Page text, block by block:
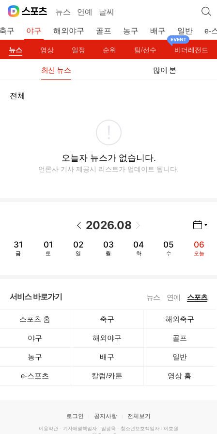
뉴스 연예 날씨
구 야구 해외야구 골프 농구 배구 일반 e-
뉴스 영상 일정 순위 팀/선수 비더레전드
최신 뉴스 많이 본
전체
오늘자 뉴스가 없습니다.
언론사 기사 제공시 리스트가 업데이트 됩니다.
2026.08
31
금
01
토
02
일
03
월
04
화
05
수
06
오늘
서비스 바로가기 뉴스 연예 스포츠
스포츠 홈 축구 해외축구
야구 해외야구 골프
농구 배구 일반
e-스포츠 칼럼/카툰 영상 홈
로그인 공지사항 전체보기
이용약관 · 기사배열책임자 : 임광욱 · 청소년보호책임자 : 이호원